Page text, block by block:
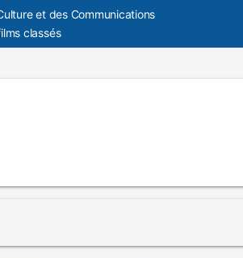
et des Communications
classés